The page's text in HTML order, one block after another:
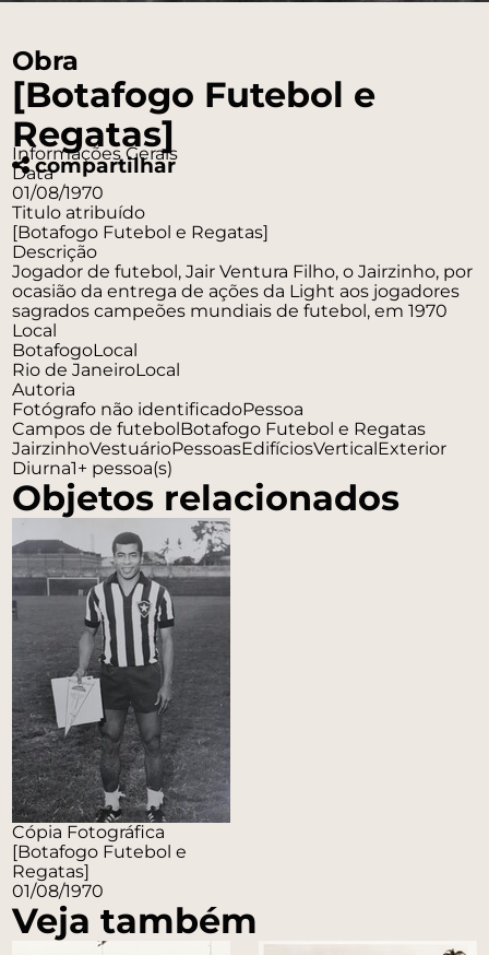
Obra
[Botafogo Futebol e
Regatas]
compartilhar
Informações Gerais
Data
01/08/1970
Titulo atribuído
[Botafogo Futebol e Regatas]
Descrição
Jogador de futebol, Jair Ventura Filho, o Jairzinho, por
ocasião da entrega de ações da Light aos jogadores
sagrados campeões mundiais de futebol, em 1970
Local
BotafogoLocal
Rio de JaneiroLocal
Autoria
Fotógrafo não identificadoPessoa
Campos de futebolBotafogo Futebol e Regatas
JairzinhoVestuárioPessoasEdifíciosVerticalExterior
Diurna1+ pessoa(s)
Objetos relacionados
Cópia Fotográfica
[Botafogo Futebol e
Regatas]
01/08/1970
Veja também